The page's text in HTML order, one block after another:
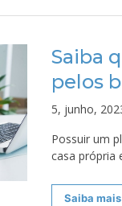
Saiba
pelos
5, junho,
Possuir um
casa própria
Saiba mais